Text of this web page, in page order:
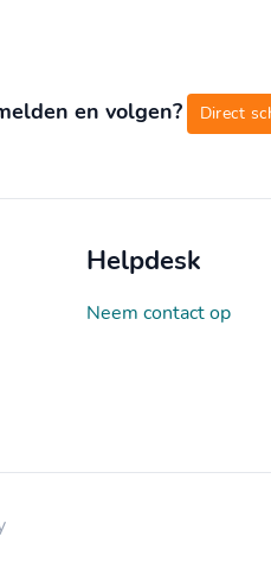
en volgen? Direct
Helpdesk
Neem contact op